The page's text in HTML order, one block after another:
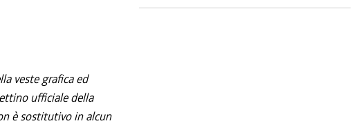
veste grafica ed
ufficiale della
è sostitutivo in alcun